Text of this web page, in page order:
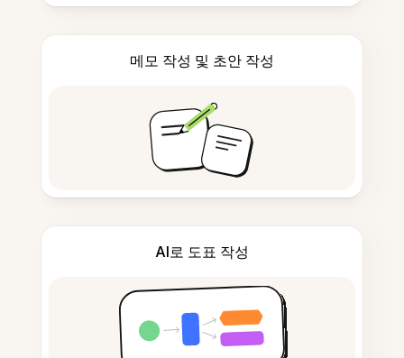
메모 작성 및 초안 작성
AI로 도표 작성